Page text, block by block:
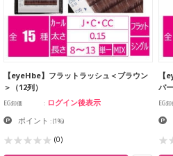
【eyeHbe】フラットラッシュ＜ブラウン
＞（12列）
EG卸価 ログイン後表示
ポイント :(1%)
(0)
【
パ
EG